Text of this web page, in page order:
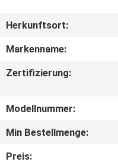
SHOW
UNS
AUSFLUG
Herkunftsort:
Markenname:
Zertifizierung:
Modellnummer:
Min Bestellmenge:
Preis: